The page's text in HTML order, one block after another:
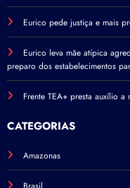
Eurico pede justiça e mais
Eurico leva mãe atípica
preparo dos estabelecimentos
Frente TEA+ presta auxílio
CATEGORIAS
Amazonas